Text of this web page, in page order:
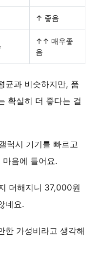
↑ 좋음
↑↑ 매우좋
음
균과 비슷하지만, 품
확실히 더 좋다는 걸
럭시 기기를 빠르고
음에 들어요.
더해지니 37,000원
네요.
한 가성비라고 생각해